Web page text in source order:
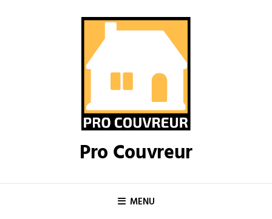
Pro Couvreur
MENU